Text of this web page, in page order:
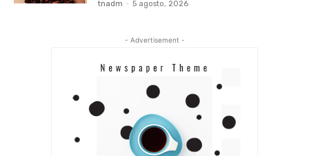
tnadm - 5 agosto, 2026
- Advertisement -